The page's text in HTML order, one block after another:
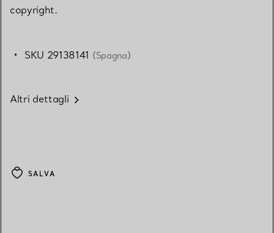
copyright.
SKU 29138141 (Spagna)
Altri dettagli
SALVA